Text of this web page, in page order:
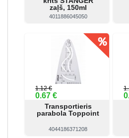
zaļš, 150ml
4011886045050
1.12 €
0.67 €
Transportieris
parabola Toppoint
4044186371208